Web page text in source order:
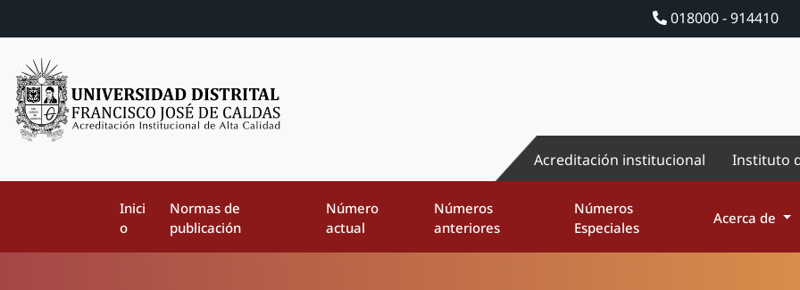
018000 - 914410
Acreditación institucional Instituto
Inici
o
Normas de
publicación
Número
actual
Números
anteriores
Números
Especiales
Acerca de